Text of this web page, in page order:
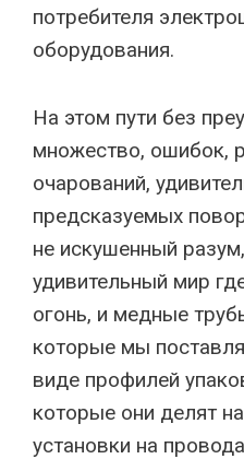
потребителя
оборудования.
На этом пути без
множество, ошибок,
очарований,
предсказуемых
не искушенный
удивительный мир
огонь, и медные
которые мы
виде профилей
которые они делят
установки на